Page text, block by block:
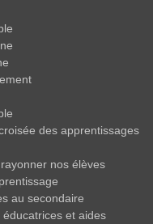
des apprentissages
nos élèves
au secondaire
et aides